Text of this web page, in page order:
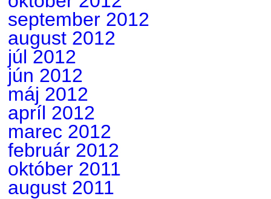
september 2012
august 2012
júl 2012
jún 2012
máj 2012
apríl 2012
marec 2012
február 2012
október 2011
august 2011